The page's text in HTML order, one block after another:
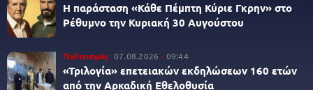
Η παράσταση «Κάθε Πέμπτη Κύριε Γκρην» στο
Ρέθυμνο την Κυριακή 30 Αυγούστου
Πολιτισμός 07.08.2026 09:44
«Τριλογία» επετειακών εκδηλώσεων 160 ετών
από την Αρκαδική Εθελοθυσία